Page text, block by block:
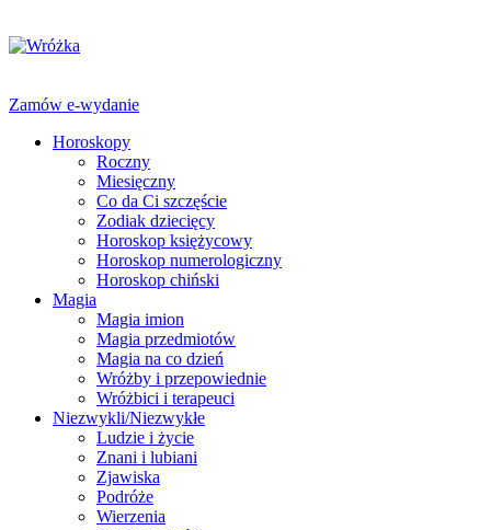
Zamów e-wydanie
Horoskopy
Roczny
Miesięczny
Co da Ci szczęście
Zodiak dziecięcy
Horoskop księżycowy
Horoskop numerologiczny
Horoskop chiński
Magia
Magia imion
Magia przedmiotów
Magia na co dzień
Wróżby i przepowiednie
Wróżbici i terapeuci
Niezwykli/Niezwykłe
Ludzie i życie
Znani i lubiani
Zjawiska
Podróże
Wierzenia